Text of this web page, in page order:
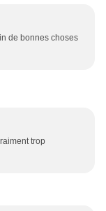
de bonnes choses
trop